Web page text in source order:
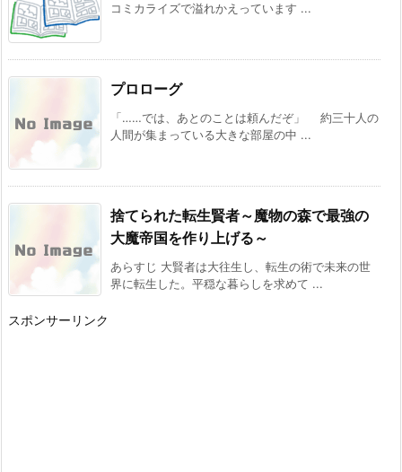
BKブックス：『剣と魔法の世界に行きたいって
言ったよな?剣の魔法じゃなくてさ? ~ギフト
「剣魔法」でゲーム世界を美少女たちと駆け抜
ける~』
[スコ速＠ネット小説まとめ] 2026/08/02 18:00
カクヨム：『スキル無しゴトーさんは最弱のは
ずです！～勇者召喚に巻き込まれたモブサラリ
ーマンの異世界冒険記～』 スターツ出版グラス
トNOVELSから書籍化決定！
[スコ速＠ネット小説まとめ] 2026/08/02 12:00
ドラゴンノベルス：『幼馴染のS級パーティー
から追放された聖獣使い。万能支援魔法と仲間
を増やして最強へ! 5』 などの表紙
[スコ速＠ネット小説まとめ] 2026/08/01 18:00
内政ものでオススメある？ その２０
コミカライズで溢れかえっています ...
プロローグ
「……では、あとのことは頼んだぞ」 約三十人の
人間が集まっている大きな部屋の中 ...
捨てられた転生賢者～魔物の森で最強の
大魔帝国を作り上げる～
あらすじ 大賢者は大往生し、転生の術で未来の世
界に転生した。平穏な暮らしを求めて ...
スポンサーリンク